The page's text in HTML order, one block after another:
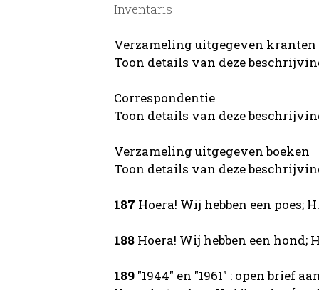
Inventaris
Verzameling uitgegeven kranten
Toon details van deze
Correspondentie
Toon details van deze
Verzameling uitgegeven boeken
Toon details van deze
187 Hoera! Wij hebben een poes;
188 Hoera! Wij hebben een hond;
189 "1944" en "1961" : open brief